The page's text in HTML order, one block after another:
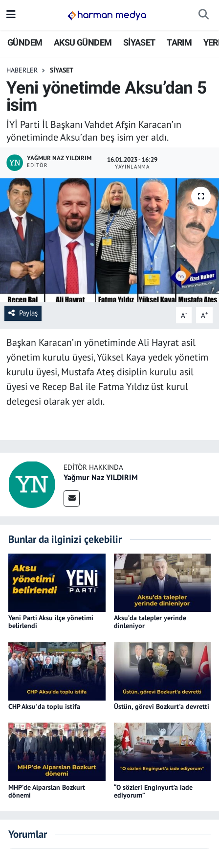
GÜNDEM AKSU GÜNDEM SİYASET TARIM
HABERLER SİYASET
Yeni yönetimde Aksu’dan 5
isim
İYİ Parti İl Başkanı Vahdet Afşin Karacan’ın
yönetiminde Aksu’dan beş isim yer aldı.
YAĞMUR NAZ YILDIRIM
EDITÖR
16.01.2023 - 16:29
YAYINLANMA
Paylaş A- A+
Başkan Karacan’ın yönetiminde Ali Hayrat asil
yönetim kurulu üyesi, Yüksel Kaya yedek yönetim
kurulu üyesi, Mustafa Ateş disiplin kurulu asil
üyesi ve Recep Bal ile Fatma Yıldız üst kurul
delegesi olarak yer aldı.
EDITÖR HAKKINDA
Yağmur Naz YILDIRIM
Bunlar da ilginizi çekebilir
Yeni Parti Aksu ilçe yönetimi
belirlendi
Aksu’da talepler yerinde
dinleniyor
CHP Aksu'da toplu istifa Üstün, görevi Bozkurt'a devretti
MHP’de Alparslan Bozkurt
dönemi
“O sözleri Enginyurt’a iade
ediyorum”
Yorumlar
GÜNDEM
SİYASET
TARIM
YEREL YÖNETİMLER
EKONOMİ
ASAYİŞ
SPOR
SAĞLIK
YAŞAM
KÜLTÜR SANAT
EĞİTİM
İstanbul Nöbetçi Eczaneler
İstanbul Trafik Yoğunluk Haritası
Süper Lig Puan Durumu ve Fikstür
Tüm Manşetler
Son Dakika Haberleri
Haber Arşivi